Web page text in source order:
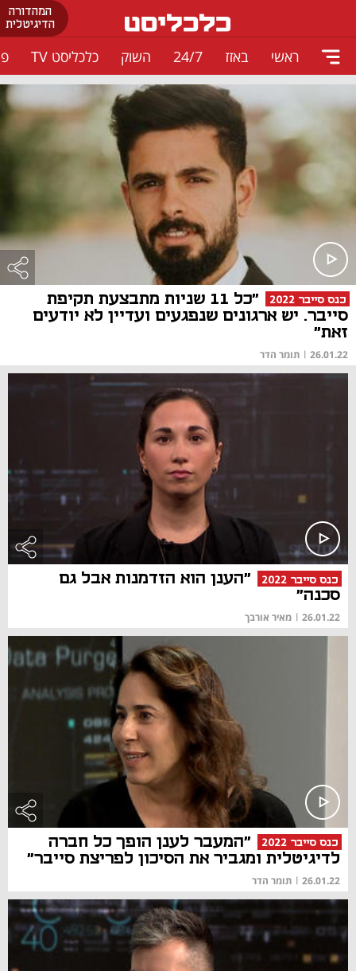
המהדורה
הדיגיטלית
ראשי באזז 24/7 השוק כלכליסט TV
כנס סייבר 2022
"כל 11 שניות מתבצעת תקיפת
סייבר. יש ארגונים שנפגעים ועדיין לא יודעים
זאת"
26.01.22
| תומר הדר
כנס סייבר 2022
"הענן הוא הזדמנות אבל גם
סכנה"
26.01.22
| מאיר אורבך
כנס סייבר 2022
"המעבר לענן הופך כל חברה
לדיגיטלית ומגביר את הסיכון לפריצת סייבר"
26.01.22
| תומר הדר